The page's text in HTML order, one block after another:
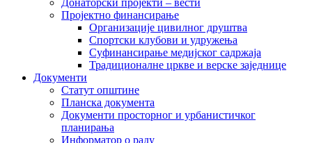
Донаторски пројекти – вести
Пројектно финансирање
Организације цивилног друштва
Спортски клубови и удружења
Суфинансирање медијског садржаја
Традиционалне цркве и верске заједнице
Документи
Статут општине
Планска документа
Документи просторног и урбанистичког
планирања
Информатор о раду